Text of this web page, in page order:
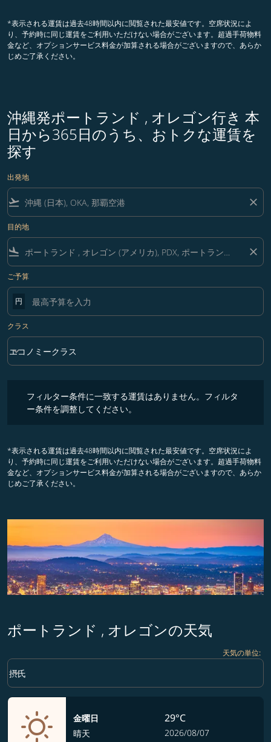
*表示される運賃は過去48時間以内に閲覧された最安値です。空席状況によ
り、予約時に同じ運賃をご利用いただけない場合がございます。超過手荷物料
金など、オプションサービス料金が加算される場合がございますので、あらか
じめご了承ください。
沖縄発ポートランド , オレゴン行き 本
日から365日のうち、おトクな運賃を
探す
出発地
flight_takeoff close
目的地
flight_land close
ご予算
円
クラス
クラス option エコノミークラス Selected
エコノミークラス
keyboard_arrow_down
フィルター条件に一致する運賃はありません。フィルタ
ー条件を調整してください。
*表示される運賃は過去48時間以内に閲覧された最安値です。空席状況によ
り、予約時に同じ運賃をご利用いただけない場合がございます。超過手荷物料
金など、オプションサービス料金が加算される場合がございますので、あらか
じめご了承ください。
ポートランド , オレゴンの天気
天気の単位:
Weather unit option 摂氏 Selected
摂氏
keyboard_arrow_down
金曜日
晴天
29°C
2026/08/07